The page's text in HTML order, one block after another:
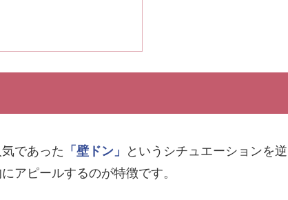
であった 「壁ドン」
というシチュエーションを逆
アピールするのが特徴です。